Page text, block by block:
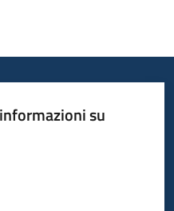
su